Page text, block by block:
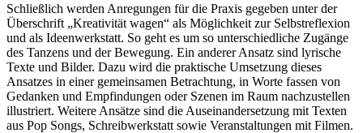
Schließlich werden Anregungen für die Praxis gegeben unter der
Überschrift „Kreativität wagen“ als Möglichkeit zur Selbstreflexion
und als Ideenwerkstatt. So geht es um so unterschiedliche Zugänge
des Tanzens und der Bewegung. Ein anderer Ansatz sind lyrische
Texte und Bilder. Dazu wird die praktische Umsetzung dieses
Ansatzes in einer gemeinsamen Betrachtung, in Worte fassen von
Gedanken und Empfindungen oder Szenen im Raum nachzustellen
illustriert. Weitere Ansätze sind die Auseinandersetzung mit Texten
aus Pop Songs, Schreibwerkstatt sowie Veranstaltungen mit Filmen.